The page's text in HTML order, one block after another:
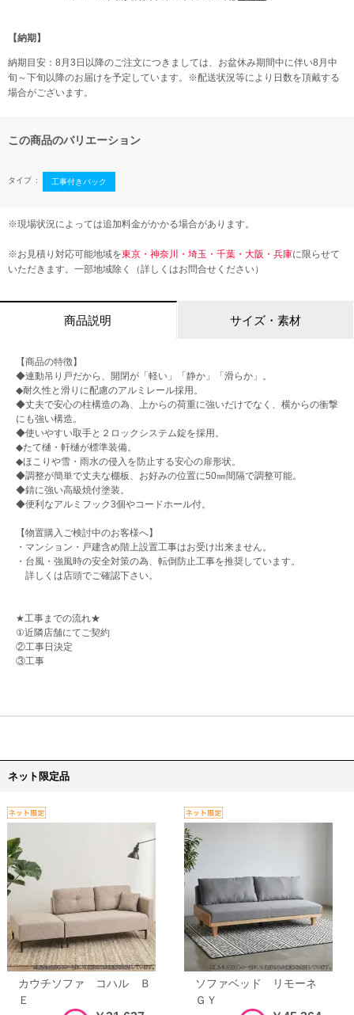
【納期】
納期目安：8月3日以降のご注文につきましては、お盆休み期間中に伴い8月中
旬～下旬以降のお届けを予定しています。※配送状況等により日数を頂戴する
場合がございます。
この商品のバリエーション
タイプ 工事付きパック
※現場状況によっては追加料金がかかる場合があります。
※お見積り対応可能地域を東京・神奈川・埼玉・千葉・大阪・兵庫に限らせて
いただきます。一部地域除く（詳しくはお問合せください）
商品説明 サイズ・素材
【商品の特徴】
◆連動吊り戸だから、開閉が「軽い」「静か」「滑らか」。
◆耐久性と滑りに配慮のアルミレール採用。
◆丈夫で安心の柱構造の為、上からの荷重に強いだけでなく、横からの衝撃
にも強い構造。
◆使いやすい取手と２ロックシステム錠を採用。
◆たて樋・軒樋が標準装備。
◆ほこりや雪・雨水の侵入を防止する安心の扉形状。
◆調整が簡単で丈夫な棚板、お好みの位置に50㎜間隔で調整可能。
◆錆に強い高級焼付塗装。
◆便利なアルミフック3個やコードホール付。
【物置購入ご検討中のお客様へ】
・マンション・戸建含め階上設置工事はお受け出来ません。
・台風・強風時の安全対策の為、転倒防止工事を推奨しています。
詳しくは店頭でご確認下さい。
★工事までの流れ★
①近隣店舗にてご契約
②工事日決定
③工事
ネット限定品
カウチソファ コハル Ｂ
Ｅ
ソファベッド リモーネ
ＧＹ